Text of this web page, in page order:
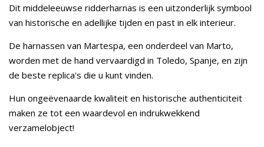
Dit middeleeuwse ridderharnas is een uitzonderlijk symbool
van historische en adellijke tijden en past in elk interieur.
De harnassen van Martespa, een onderdeel van Marto,
worden met de hand vervaardigd in Toledo, Spanje, en zijn
de beste replica's die u kunt vinden.
Hun ongeëvenaarde kwaliteit en historische authenticiteit
maken ze tot een waardevol en indrukwekkend
verzamelobject!